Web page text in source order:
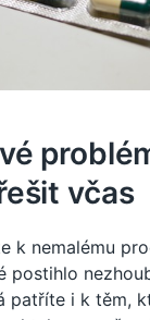
včas
k nemalému
postihlo
patříte i k těm,